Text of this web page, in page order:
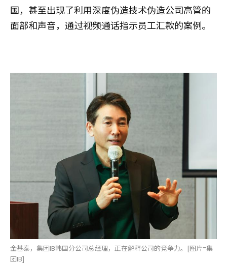
国，甚至出现了利用深度伪造技术伪造公司高管的
面部和声音，通过视频通话指示员工汇款的案例。
金基泰，集团IB韩国分公司总经理，正在解释公司的竞争力。[图片=集
团IB]